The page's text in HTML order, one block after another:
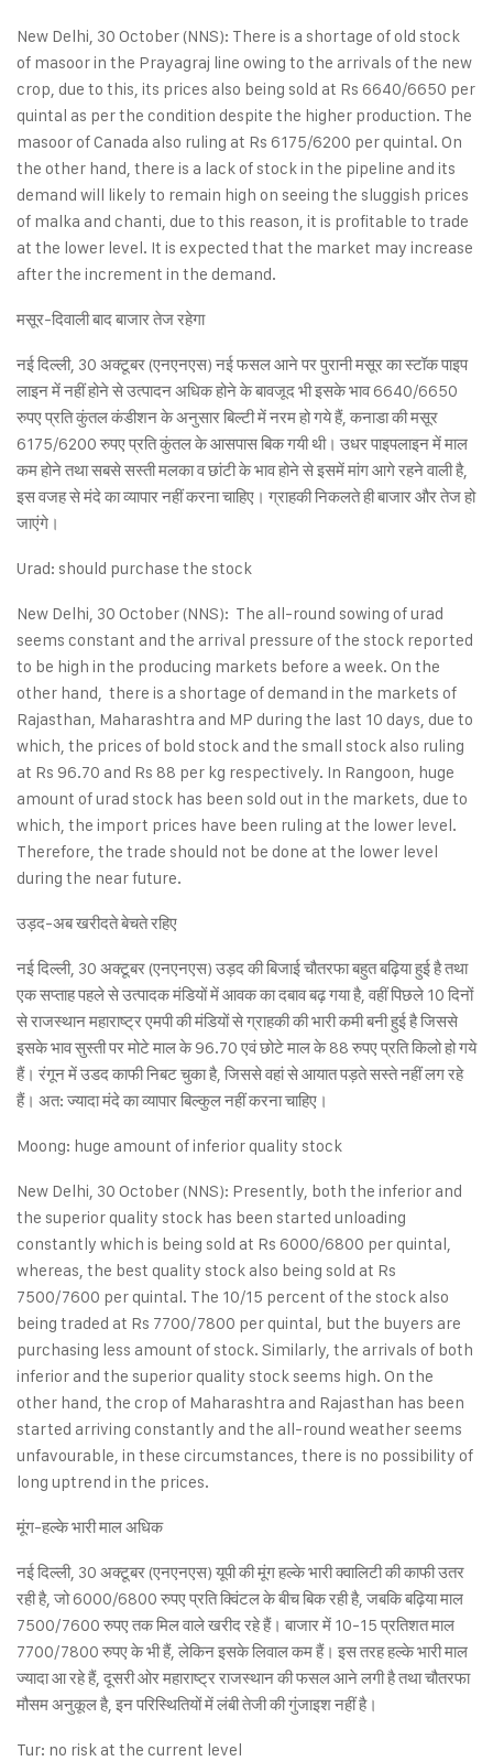
New Delhi, 30 October (NNS): There is a shortage of old stock
of masoor in the Prayagraj line owing to the arrivals of the new
crop, due to this, its prices also being sold at Rs 6640/6650 per
quintal as per the condition despite the higher production. The
masoor of Canada also ruling at Rs 6175/6200 per quintal. On
the other hand, there is a lack of stock in the pipeline and its
demand will likely to remain high on seeing the sluggish prices
of malka and chanti, due to this reason, it is profitable to trade
at the lower level. It is expected that the market may increase
after the increment in the demand.
मसूर-दिवाली बाद बाजार तेज रहेगा
नई दिल्ली, 30 अक्टूबर (एनएनएस) नई फसल आने पर पुरानी मसूर का स्टॉक पाइप
लाइन में नहीं होने से उत्पादन अधिक होने के बावजूद भी इसके भाव 6640/6650
रुपए प्रति कुंतल कंडीशन के अनुसार बिल्टी में नरम हो गये हैं, कनाडा की मसूर
6175/6200 रुपए प्रति कुंतल के आसपास बिक गयी थी। उधर पाइपलाइन में माल
कम होने तथा सबसे सस्ती मलका व छांटी के भाव होने से इसमें मांग आगे रहने वाली है,
इस वजह से मंदे का व्यापार नहीं करना चाहिए। ग्राहकी निकलते ही बाजार और तेज हो
जाएंगे।
Urad: should purchase the stock
New Delhi, 30 October (NNS): The all-round sowing of urad
seems constant and the arrival pressure of the stock reported
to be high in the producing markets before a week. On the
other hand, there is a shortage of demand in the markets of
Rajasthan, Maharashtra and MP during the last 10 days, due to
which, the prices of bold stock and the small stock also ruling
at Rs 96.70 and Rs 88 per kg respectively. In Rangoon, huge
amount of urad stock has been sold out in the markets, due to
which, the import prices have been ruling at the lower level.
Therefore, the trade should not be done at the lower level
during the near future.
उड़द-अब खरीदते बेचते रहिए
नई दिल्ली, 30 अक्टूबर (एनएनएस) उड़द की बिजाई चौतरफा बहुत बढ़िया हुई है तथा
एक सप्ताह पहले से उत्पादक मंडियों में आवक का दबाव बढ़ गया है, वहीं पिछले 10 दिनों
से राजस्थान महाराष्ट्र एमपी की मंडियों से ग्राहकी की भारी कमी बनी हुई है जिससे
इसके भाव सुस्ती पर मोटे माल के 96.70 एवं छोटे माल के 88 रुपए प्रति किलो हो गये
हैं। रंगून में उडद काफी निबट चुका है, जिससे वहां से आयात पड़ते सस्ते नहीं लग रहे
हैं। अत: ज्यादा मंदे का व्यापार बिल्कुल नहीं करना चाहिए।
Moong: huge amount of inferior quality stock
New Delhi, 30 October (NNS): Presently, both the inferior and
the superior quality stock has been started unloading
constantly which is being sold at Rs 6000/6800 per quintal,
whereas, the best quality stock also being sold at Rs
7500/7600 per quintal. The 10/15 percent of the stock also
being traded at Rs 7700/7800 per quintal, but the buyers are
purchasing less amount of stock. Similarly, the arrivals of both
inferior and the superior quality stock seems high. On the
other hand, the crop of Maharashtra and Rajasthan has been
started arriving constantly and the all-round weather seems
unfavourable, in these circumstances, there is no possibility of
long uptrend in the prices.
मूंग-हल्के भारी माल अधिक
नई दिल्ली, 30 अक्टूबर (एनएनएस) यूपी की मूंग हल्के भारी क्वालिटी की काफी उतर
रही है, जो 6000/6800 रुपए प्रति क्विंटल के बीच बिक रही है, जबकि बढ़िया माल
7500/7600 रुपए तक मिल वाले खरीद रहे हैं। बाजार में 10-15 प्रतिशत माल
7700/7800 रुपए के भी हैं, लेकिन इसके लिवाल कम हैं। इस तरह हल्के भारी माल
ज्यादा आ रहे हैं, दूसरी ओर महाराष्ट्र राजस्थान की फसल आने लगी है तथा चौतरफा
मौसम अनुकूल है, इन परिस्थितियों में लंबी तेजी की गुंजाइश नहीं है।
Tur: no risk at the current level